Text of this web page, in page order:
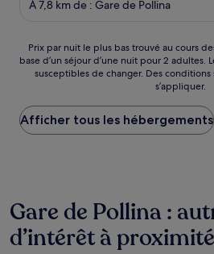
À 7,8 km de : Gare de Pollina
Prix
par
nuit
plus
bas
trouvé
heures
sur
la
Prix par nuit le plus bas trouvé au cours
base d’un séjour d’une nuit pour 2
susceptibles de changer. Des
s’appliquer.
Afficher tous les hébergements
Gare de Pollina :
d’intérêt à proximité